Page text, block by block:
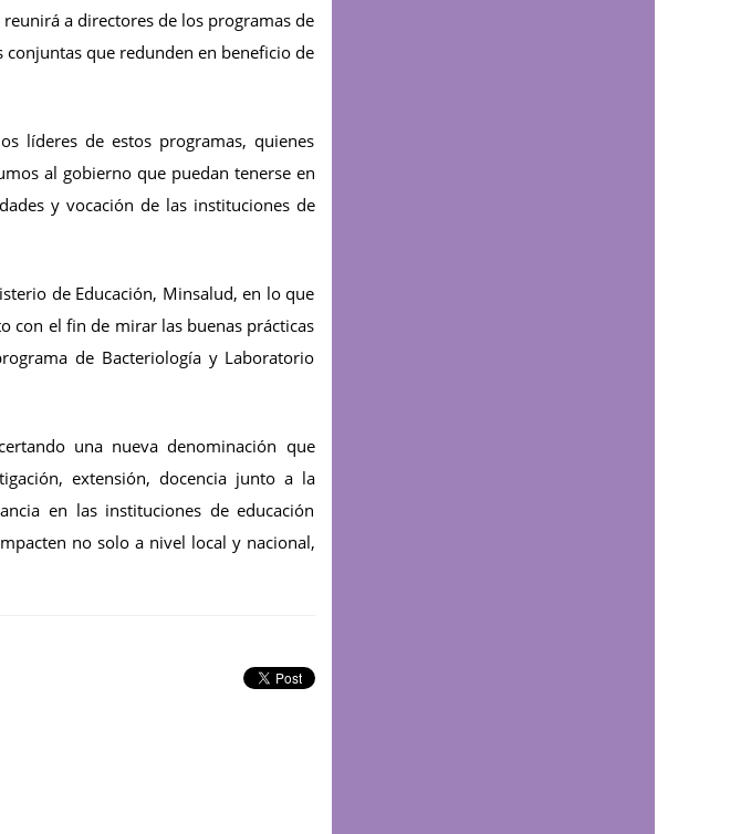
a directores de los programas de
que redunden en beneficio de
líderes de estos programas, quienes
al gobierno que puedan tenerse en
y vocación de las instituciones de
de Educación, Minsalud, en lo que
con el fin de mirar las buenas prácticas
de Bacteriología y Laboratorio
una nueva denominación que
extensión, docencia junto a la
en las instituciones de educación
no solo a nivel local y nacional,